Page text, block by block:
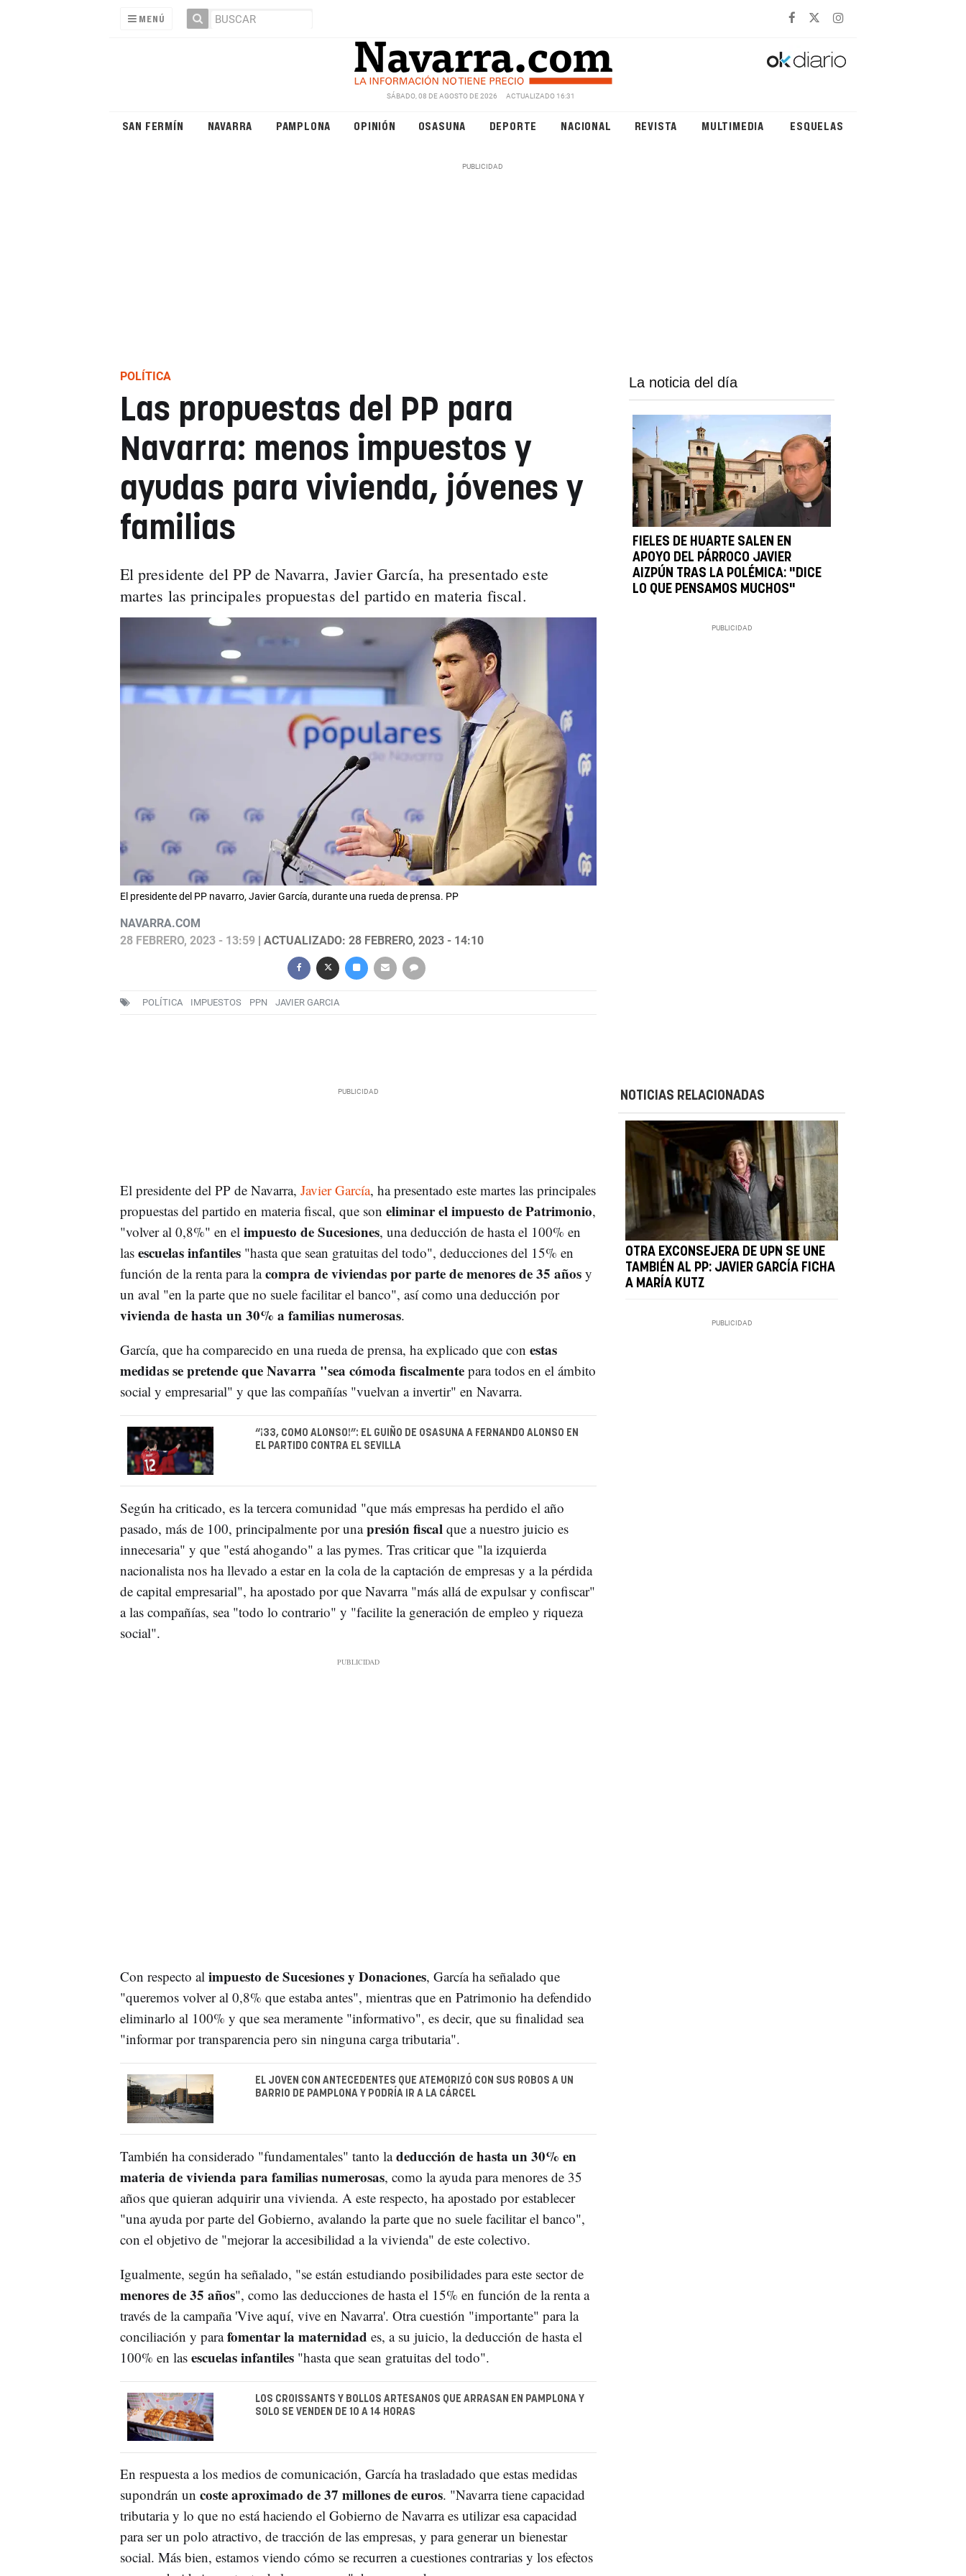
MENÚ
SÁBADO, 08 DE AGOSTO DE 2026 ACTUALIZADO 16:31
SAN FERMÍN NAVARRA PAMPLONA OPINIÓN OSASUNA DEPORTE NACIONAL REVISTA MULTIMEDIA ESQUELAS
POLÍTICA
Las propuestas del PP para
Navarra: menos impuestos y
ayudas para vivienda, jóvenes y
familias
El presidente del PP de Navarra, Javier García, ha presentado este
martes las principales propuestas del partido en materia fiscal.
El presidente del PP navarro, Javier García, durante una rueda de prensa. PP
NAVARRA.COM
28 FEBRERO, 2023 - 13:59| ACTUALIZADO: 28 FEBRERO, 2023 - 14:10
POLÍTICA IMPUESTOS PPN JAVIER GARCIA
La noticia del día
FIELES DE HUARTE SALEN EN
APOYO DEL PÁRROCO JAVIER
AIZPÚN TRAS LA POLÉMICA: "DICE
LO QUE PENSAMOS MUCHOS"
El presidente del PP de Navarra, Javier García, ha presentado este martes las principales
propuestas del partido en materia fiscal, que son eliminar el impuesto de Patrimonio,
"volver al 0,8%" en elimpuesto de Sucesiones, una deducción de hasta el 100% en
las escuelas infantiles"hasta que sean gratuitas del todo", deducciones del 15% en
función de la renta para lacompra de viviendas por parte de menores de 35 añosy
un aval "en la parte que no suele facilitar el banco", así como una deducción por
vivienda de hasta un 30% a familias numerosas.
García, que ha comparecido en una rueda de prensa, ha explicado que con estas
medidas se pretende que Navarra "sea cómoda fiscalmentepara todos en el ámbito
social y empresarial" y que las compañías "vuelvan a invertir" en Navarra.
“¡33, COMO ALONSO!”: EL GUIÑO DE OSASUNA A FERNANDO ALONSO EN
EL PARTIDO CONTRA EL SEVILLA
Según ha criticado, es la tercera comunidad "que más empresas ha perdido el año
pasado, más de 100, principalmente por unapresión fiscal que a nuestro juicio es
innecesaria" y que "está ahogando" a las pymes. Tras criticar que "la izquierda
nacionalista nos ha llevado a estar en la cola de la captación de empresas y a la pérdida
de capital empresarial", ha apostado por que Navarra "más allá de expulsar y confiscar"
a las compañías, sea "todo lo contrario" y "facilite la generación de empleo y riqueza
social".
Con respecto al impuesto de Sucesiones y Donaciones, García ha señalado que
"queremos volver al 0,8% que estaba antes", mientras que en Patrimonio ha defendido
eliminarlo al 100% y que sea meramente "informativo", es decir, que su finalidad sea
"informar por transparencia pero sin ninguna carga tributaria".
EL JOVEN CON ANTECEDENTES QUE ATEMORIZÓ CON SUS ROBOS A UN
BARRIO DE PAMPLONA Y PODRÍA IR A LA CÁRCEL
También ha considerado "fundamentales" tanto ladeducción de hasta un 30% en
materia de vivienda para familias numerosas, como la ayuda para menores de 35
años que quieran adquirir una vivienda. A este respecto, ha apostado por establecer
"una ayuda por parte del Gobierno, avalando la parte que no suele facilitar el banco",
con el objetivo de "mejorar la accesibilidad a la vivienda" de este colectivo.
Igualmente, según ha señalado, "se están estudiando posibilidades para este sector de
menores de 35 años", como las deducciones de hasta el 15% en función de la renta a
través de la campaña 'Vive aquí, vive en Navarra'. Otra cuestión "importante" para la
conciliación y parafomentar la maternidad es, a su juicio, la deducción de hasta el
100% en las escuelas infantiles"hasta que sean gratuitas del todo".
LOS CROISSANTS Y BOLLOS ARTESANOS QUE ARRASAN EN PAMPLONA Y
SOLO SE VENDEN DE 10 A 14 HORAS
En respuesta a los medios de comunicación, García ha trasladado que estas medidas
supondrán un coste aproximado de 37 millones de euros. "Navarra tiene capacidad
tributaria y lo que no está haciendo el Gobierno de Navarra es utilizar esa capacidad
para ser un polo atractivo, de tracción de las empresas, y para generar un bienestar
social. Más bien, estamos viendo cómo se recurren a cuestiones contrarias y los efectos
NOTICIAS RELACIONADAS
OTRA EXCONSEJERA DE UPN SE UNE
TAMBIÉN AL PP: JAVIER GARCÍA FICHA
A MARÍA KUTZ